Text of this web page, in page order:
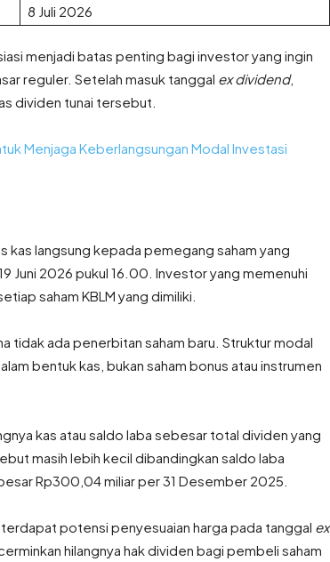
8 Juli 2026
menjadi batas penting bagi investor yang ingin
reguler. Setelah masuk tanggal ex dividend,
dividen tunai tersebut.
Menjaga Keberlangsungan Modal Investasi
kas langsung kepada pemegang saham yang
Juni 2026 pukul 16.00. Investor yang memenuhi
saham KBLM yang dimiliki.
tidak ada penerbitan saham baru. Struktur modal
bentuk kas, bukan saham bonus atau instrumen
kas atau saldo laba sebesar total dividen yang
masih lebih kecil dibandingkan saldo laba
Rp300,04 miliar per 31 Desember 2025.
potensi penyesuaian harga pada tanggal ex
hilangnya hak dividen bagi pembeli saham